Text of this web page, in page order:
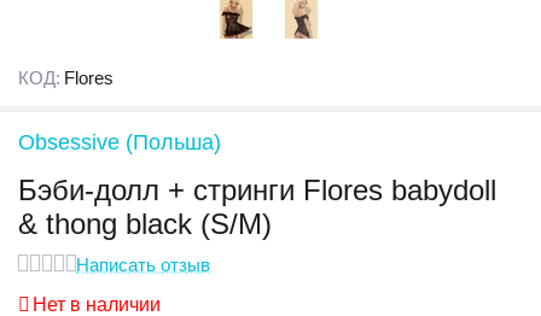
КОД: Flores
Obsessive (Польша)
Бэби-долл + стринги Flores babydoll
& thong black (S/M)
Написать отзыв
Нет в наличии